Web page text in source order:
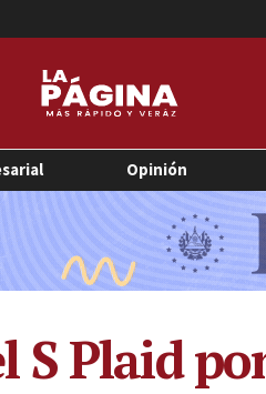
Opinión
Plaid